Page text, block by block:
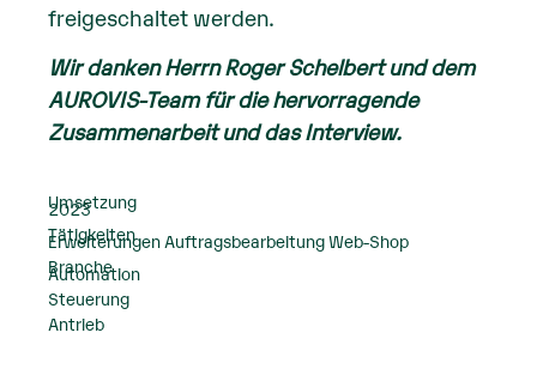
freigeschaltet werden.
Wir danken Herrn Roger Schelbert und dem
AUROVIS-Team für die hervorragende
Zusammenarbeit und das Interview.
Umsetzung
2023
Tätigkeiten
Erweiterungen Auftragsbearbeitung Web-Shop
Branche
Automation
Steuerung
Antrieb